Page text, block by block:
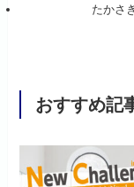
たかさ
おすすめ記